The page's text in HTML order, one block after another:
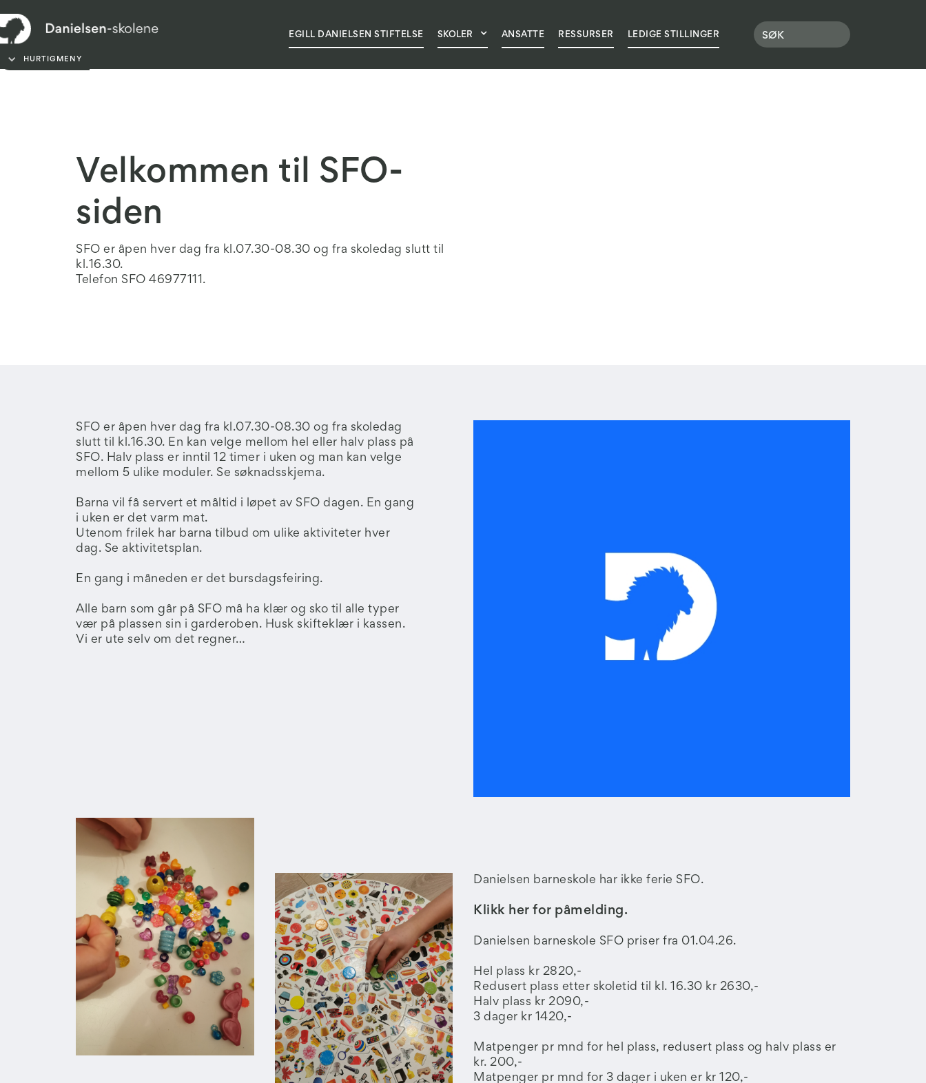
EGILL DANIELSEN STIFTELSE SKOLER ANSATTE RESSURSER LEDIGE STILLINGER
HURTIGMENY
FORELDREHÅNDBOK ANSATTHÅNDBOK HVORFOR VELGE OSS NYHETER OM SKOLEN LOGG INN SØK SKOLEPLASS
Velkommen til SFO-
siden
SFO er åpen hver dag fra kl.07.30-08.30 og fra skoledag slutt til
kl.16.30.
Telefon SFO 46977111.
SFO er åpen hver dag fra kl.07.30-08.30 og fra skoledag
slutt til kl.16.30. En kan velge mellom hel eller halv plass på
SFO. Halv plass er inntil 12 timer i uken og man kan velge
mellom 5 ulike moduler. Se søknadsskjema.
Barna vil få servert et måltid i løpet av SFO dagen. En gang
i uken er det varm mat.
Utenom frilek har barna tilbud om ulike aktiviteter hver
dag. Se aktivitetsplan.
En gang i måneden er det bursdagsfeiring.
Alle barn som går på SFO må ha klær og sko til alle typer
vær på plassen sin i garderoben. Husk skifteklær i kassen.
Vi er ute selv om det regner…
Danielsen barneskole har ikke ferie SFO.
Klikk her for påmelding.
Danielsen barneskole SFO priser fra 01.04.26.
Hel plass kr 2820,-
Redusert plass etter skoletid til kl. 16.30 kr 2630,-
Halv plass kr 2090,-
3 dager kr 1420,-
Matpenger pr mnd for hel plass, redusert plass og halv plass er
kr. 200,-
Matpenger pr mnd for 3 dager i uken er kr 120,-